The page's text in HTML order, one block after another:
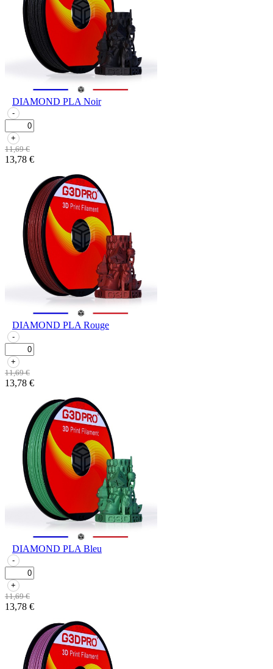
DIAMOND PLA Noir
-
+
11,69 €
13,78 €
DIAMOND PLA Rouge
-
+
11,69 €
13,78 €
DIAMOND PLA Bleu
-
+
11,69 €
13,78 €